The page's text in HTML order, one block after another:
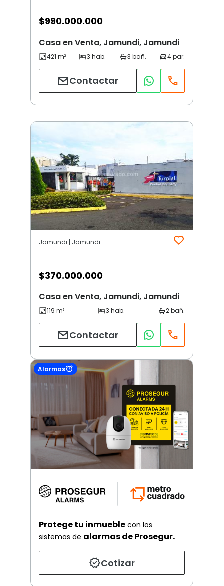
$990.000.000
Casa en Venta, Jamundi, Jamundi
Contactar
Jamundi | Jamundi
$370.000.000
Casa en Venta, Jamundi, Jamundi
Contactar
Alarmas
Protege tu inmueble con los
sistemas de alarmas de Prosegur.
Cotizar